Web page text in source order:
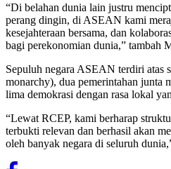
“Di belahan dunia lain justru
perang dingin, di ASEAN kami
kesejahteraan bersama, dan
bagi perekonomian dunia,” tambah
Sepuluh negara ASEAN terdiri atas
monarchy), dua pemerintahan junta
lima demokrasi dengan rasa lokal
“Lewat RCEP, kami berharap
terbukti relevan dan berhasil akan
oleh banyak negara di seluruh